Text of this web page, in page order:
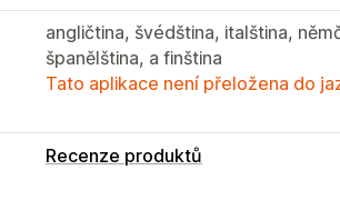
angličtina, švédština, italština,
španělština, a finština
Tato aplikace není přeložena do
Recenze produktů